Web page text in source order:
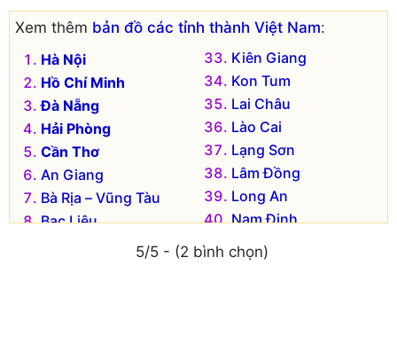
Xem thêm bản đồ các tỉnh thành Việt Nam:
Hà Nội
Hồ Chí Minh
Đà Nẵng
Hải Phòng
Cần Thơ
An Giang
Bà Rịa – Vũng Tàu
Bạc Liêu
Kiên Giang
Kon Tum
Lai Châu
Lào Cai
Lạng Sơn
Lâm Đồng
Long An
Nam Định
Nghệ An
Ninh Bình
5/5 - (2 bình chọn)